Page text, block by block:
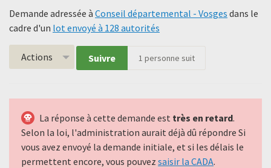
Demande adressée à Conseil départemental - Vosges dans le
cadre d'un lot envoyé à 128 autorités
Actions Suivre 1 personne suit
La réponse à cette demande est très en retard.
Selon la loi, l'administration aurait déjà dû répondre Si
vous avez envoyé la demande initiale, et si les délais le
permettent encore, vous pouvez saisir la CADA.